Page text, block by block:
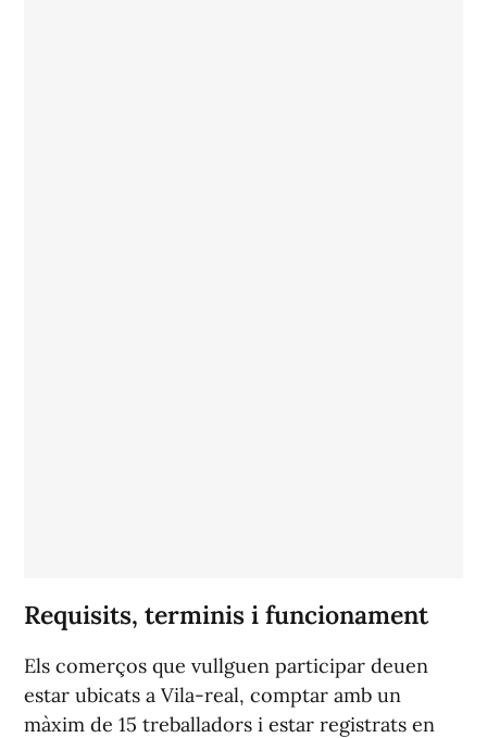
Requisits, terminis i funcionament
Els comerços que vullguen participar deuen
estar ubicats a Vila-real, comptar amb un
màxim de 15 treballadors i estar registrats en